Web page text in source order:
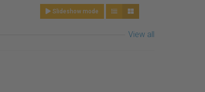
Slideshow mode
View all